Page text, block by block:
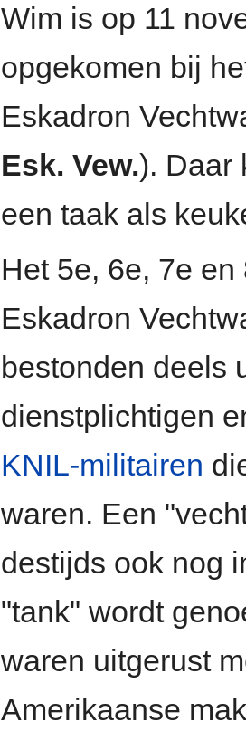
Wim is op 11
opgekomen bij
Eskadron
Esk. Vew.). Daar
een taak als
Het 5e, 6e, 7e en
Eskadron
bestonden deels
dienstplichtigen
KNIL-militairen
waren. Een
destijds ook nog
"tank" wordt
waren uitgerust
Amerikaanse